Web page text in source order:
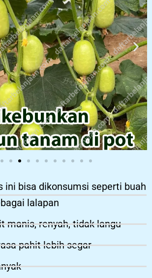
ini bisa dikonsumsi seperti buah
lalapan
manis, renyah, tidak langu
pahit lebih segar